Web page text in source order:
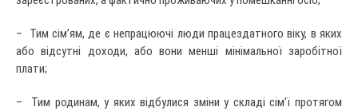
– Тим сім’ям, де є непрацюючі люди працездатного віку, в яких
або відсутні доходи, або вони менші мінімальної заробітної
плати;
– Тим родинам, у яких відбулися зміни у складі сім’ї протягом